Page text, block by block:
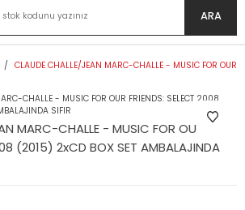
ARA
CLAUDE CHALLE/JEAN MARC-CHALLE - MUSIC FOR
MARC-CHALLE - MUSIC FOR OUR
(2015) 2xCD BOX SET AMBALAJINDA